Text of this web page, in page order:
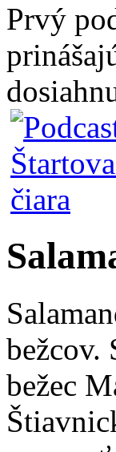
Prvý
bežcov.
bežec